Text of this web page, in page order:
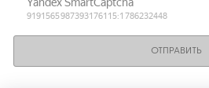
ОТПРАВИТЬ